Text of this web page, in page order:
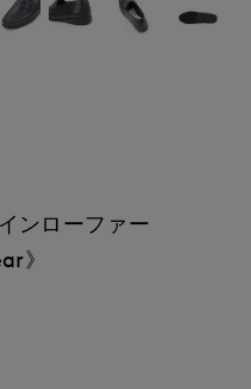
ンローファー
》